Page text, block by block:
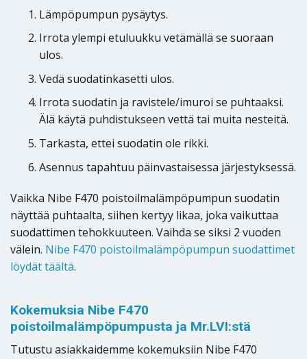
Lämpöpumpun pysäytys.
Irrota ylempi etuluukku vetämällä se suoraan
ulos.
Vedä suodatinkasetti ulos.
Irrota suodatin ja ravistele/imuroi se puhtaaksi.
Älä käytä puhdistukseen vettä tai muita nesteitä.
Tarkasta, ettei suodatin ole rikki.
Asennus tapahtuu päinvastaisessa järjestyksessä.
Vaikka Nibe F470 poistoilmalämpöpumpun suodatin
näyttää puhtaalta, siihen kertyy likaa, joka vaikuttaa
suodattimen tehokkuuteen. Vaihda se siksi 2 vuoden
välein. Nibe F470 poistoilmalämpöpumpun suodattimet
löydät täältä.
Kokemuksia Nibe F470
poistoilmalämpöpumpusta ja Mr.LVI:stä
Tutustu asiakkaidemme kokemuksiin Nibe F470